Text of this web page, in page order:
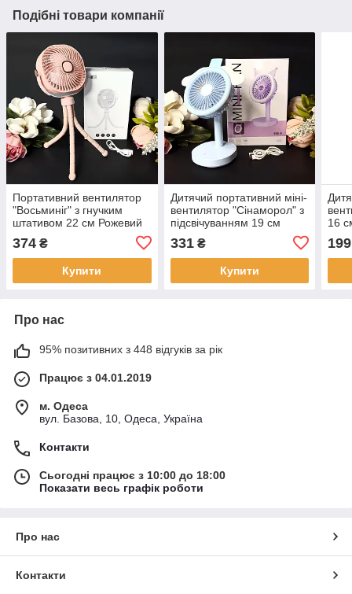
Подібні товари компанії
Портативний вентилятор
"Восьминіг" з гнучким
штативом 22 см Рожевий
374 ₴
Купити
Дитячий портативний міні-
вентилятор "Сінаморол" з
підсвічуванням 19 см
331₴
Купити
16
199
Про нас
95% позитивних з 448 відгуків за рік
Працює з 04.01.2019
м. Одеса
вул. Базова, 10, Одеса, Україна
Контакти
Сьогодні працює з 10:00 до 18:00
Показати весь графік роботи
Про нас
Контакти